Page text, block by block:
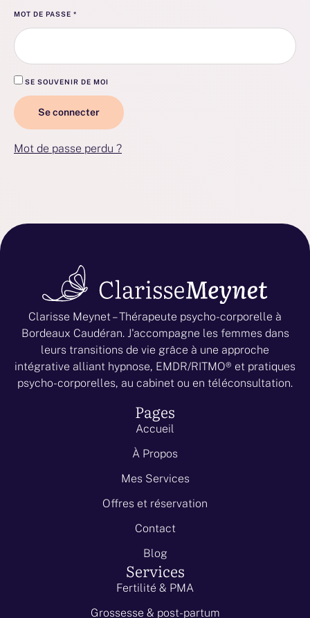
MOT DE PASSE *
SE SOUVENIR DE MOI
Se connecter
Mot de passe perdu ?
Clarisse Meynet – Thérapeute psycho-corporelle à
Bordeaux Caudéran. J'accompagne les femmes dans
leurs transitions de vie grâce à une approche
intégrative alliant hypnose, EMDR/RITMO® et pratiques
psycho-corporelles, au cabinet ou en téléconsultation.
Pages
Accueil
À Propos
Mes Services
Offres et réservation
Contact
Blog
Services
Fertilité & PMA
Grossesse & post-partum